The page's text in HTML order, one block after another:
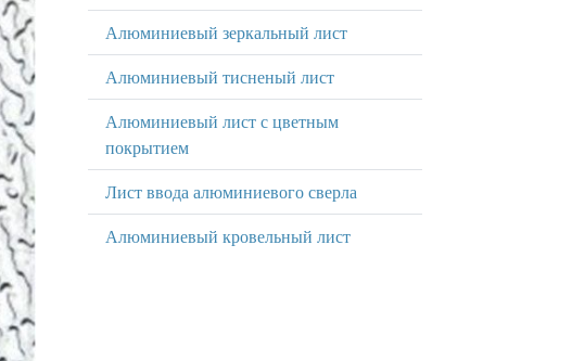
Алюминиевый зеркальный лист
Алюминиевый тисненый лист
Алюминиевый лист с цветным
покрытием
Лист ввода алюминиевого сверла
Алюминиевый кровельный лист